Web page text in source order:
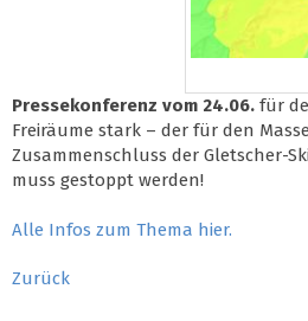
Pressekonferenz vom 24.06. für
Freiräume stark – der für den
Zusammenschluss der Gletscher-
muss gestoppt werden!
Alle Infos zum Thema hier.
Zurück